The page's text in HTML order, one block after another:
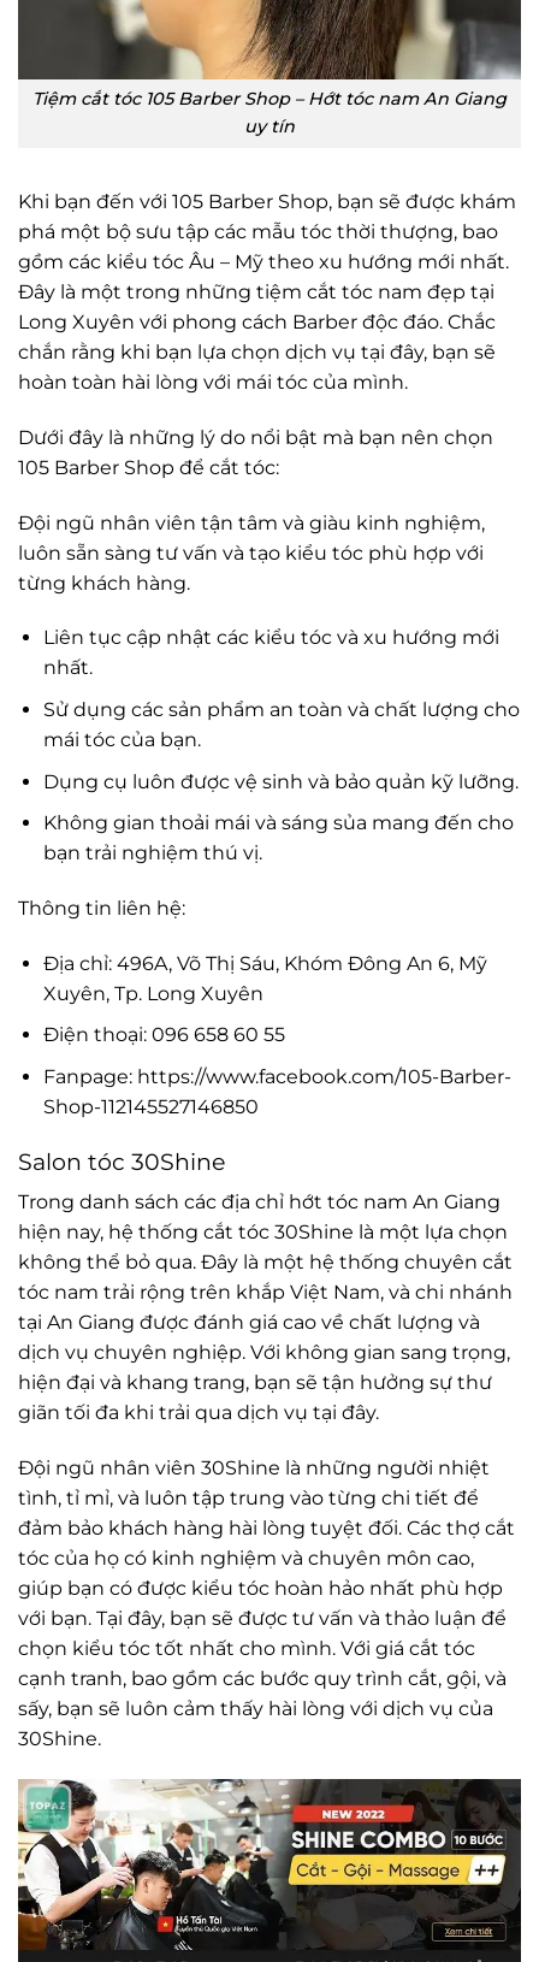
Tiệm cắt tóc 105 Barber Shop – Hớt tóc nam An Giang
uy tín
Khi bạn đến với 105 Barber Shop, bạn sẽ được khám
phá một bộ sưu tập các mẫu tóc thời thượng, bao
gồm các kiểu tóc Âu – Mỹ theo xu hướng mới nhất.
Đây là một trong những tiệm cắt tóc nam đẹp tại
Long Xuyên với phong cách Barber độc đáo. Chắc
chắn rằng khi bạn lựa chọn dịch vụ tại đây, bạn sẽ
hoàn toàn hài lòng với mái tóc của mình.
Dưới đây là những lý do nổi bật mà bạn nên chọn
105 Barber Shop để cắt tóc:
Đội ngũ nhân viên tận tâm và giàu kinh nghiệm,
luôn sẵn sàng tư vấn và tạo kiểu tóc phù hợp với
từng khách hàng.
Liên tục cập nhật các kiểu tóc và xu hướng mới
nhất.
Sử dụng các sản phẩm an toàn và chất lượng cho
mái tóc của bạn.
Dụng cụ luôn được vệ sinh và bảo quản kỹ lưỡng.
Không gian thoải mái và sáng sủa mang đến cho
bạn trải nghiệm thú vị.
Thông tin liên hệ:
Địa chỉ: 496A, Võ Thị Sáu, Khóm Đông An 6, Mỹ
Xuyên, Tp. Long Xuyên
Điện thoại: 096 658 60 55
Fanpage: https://www.facebook.com/105-Barber-
Shop-112145527146850
Salon tóc 30Shine
Trong danh sách các địa chỉ hớt tóc nam An Giang
hiện nay, hệ thống cắt tóc 30Shine là một lựa chọn
không thể bỏ qua. Đây là một hệ thống chuyên cắt
tóc nam trải rộng trên khắp Việt Nam, và chi nhánh
tại An Giang được đánh giá cao về chất lượng và
dịch vụ chuyên nghiệp. Với không gian sang trọng,
hiện đại và khang trang, bạn sẽ tận hưởng sự thư
giãn tối đa khi trải qua dịch vụ tại đây.
Đội ngũ nhân viên 30Shine là những người nhiệt
tình, tỉ mỉ, và luôn tập trung vào từng chi tiết để
đảm bảo khách hàng hài lòng tuyệt đối. Các thợ cắt
tóc của họ có kinh nghiệm và chuyên môn cao,
giúp bạn có được kiểu tóc hoàn hảo nhất phù hợp
với bạn. Tại đây, bạn sẽ được tư vấn và thảo luận để
chọn kiểu tóc tốt nhất cho mình. Với giá cắt tóc
cạnh tranh, bao gồm các bước quy trình cắt, gội, và
sấy, bạn sẽ luôn cảm thấy hài lòng với dịch vụ của
30Shine.